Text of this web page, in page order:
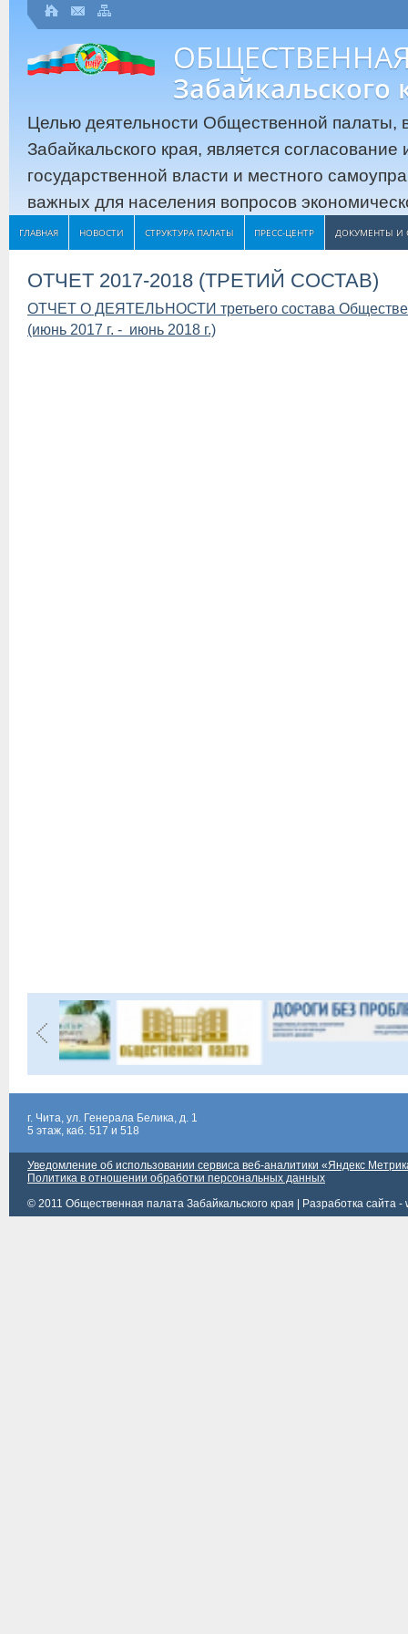
Забайкальского
Целью деятельности Общественной палаты,
Забайкальского края, является
государственной власти и местного
важных для населения вопросов
ГЛАВНАЯ НОВОСТИ СТРУКТУРА ПАЛАТЫ ПРЕСС-ЦЕНТР ДОКУМЕНТЫ И
ОТЧЕТ 2017-2018 (ТРЕТИЙ СОСТАВ)
ОТЧЕТ О ДЕЯТЕЛЬНОСТИ третьего состава
(июнь 2017 г. - июнь 2018 г.)
г. Чита, ул. Генерала Белика, д. 1
5 этаж, каб. 517 и 518
Уведомление об использовании сервиса веб-аналитики «Яндекс
Политика в отношении обработки персональных данных
© 2011 Общественная палата Забайкальского края |
Разработка сайта -